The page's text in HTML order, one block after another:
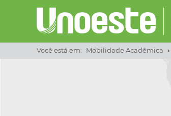
Você está em: Mobilidade Acadêmica